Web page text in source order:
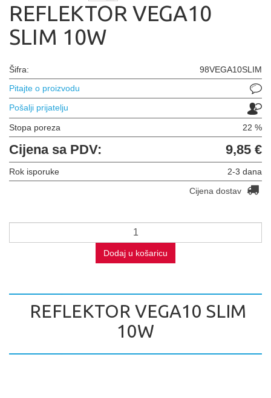
REFLEKTOR VEGA10
SLIM 10W
Šifra:
98VEGA10SLIM
Pitajte o proizvodu
Pošalji prijatelju
Stopa poreza 22 %
Cijena sa PDV: 9,85 €
Rok isporuke
2-3 dana
Cijena dostav
Dodaj u košaricu
REFLEKTOR VEGA10 SLIM
10W